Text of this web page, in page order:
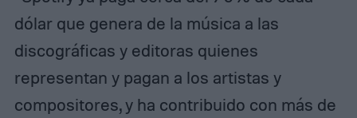
dólar que genera de la música a las
discográficas y editoras quienes
representan y pagan a los artistas y
compositores, y ha contribuido con más de